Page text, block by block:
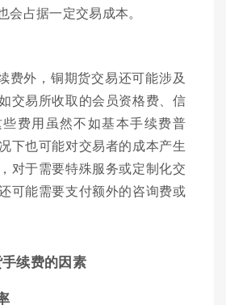
会占据一定交易成本。
费外，铜期货交易还可能涉及
交易所收取的会员资格费、信
费用虽然不如基本手续费普
下也可能对交易者的成本产生
对于需要特殊服务或定制化交
可能需要支付额外的咨询费或
续费的因素